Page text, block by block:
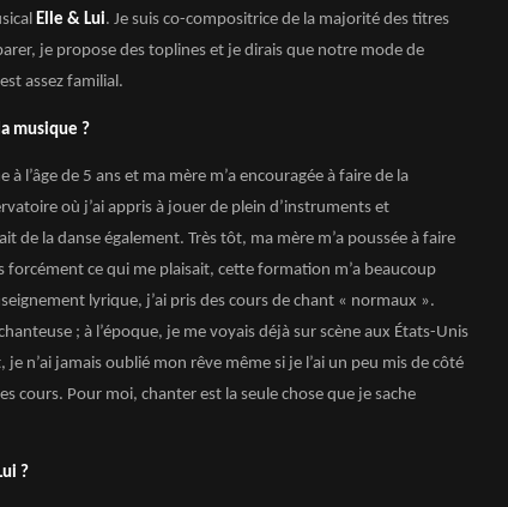
Elle & Lui. Je suis co-compositrice de la majorité des titres
je propose des toplines et je dirais que notre mode de
assez familial.
musique ?
l’âge de 5 ans et ma mère m’a encouragée à faire de la
où j’ai appris à jouer de plein d’instruments et
de la danse également. Très tôt, ma mère m’a poussée à faire
forcément ce qui me plaisait, cette formation m’a beaucoup
lyrique, j’ai pris des cours de chant « normaux ».
; à l’époque, je me voyais déjà sur scène aux États-Unis
n’ai jamais oublié mon rêve même si je l’ai un peu mis de côté
cours. Pour moi, chanter est la seule chose que je sache
?